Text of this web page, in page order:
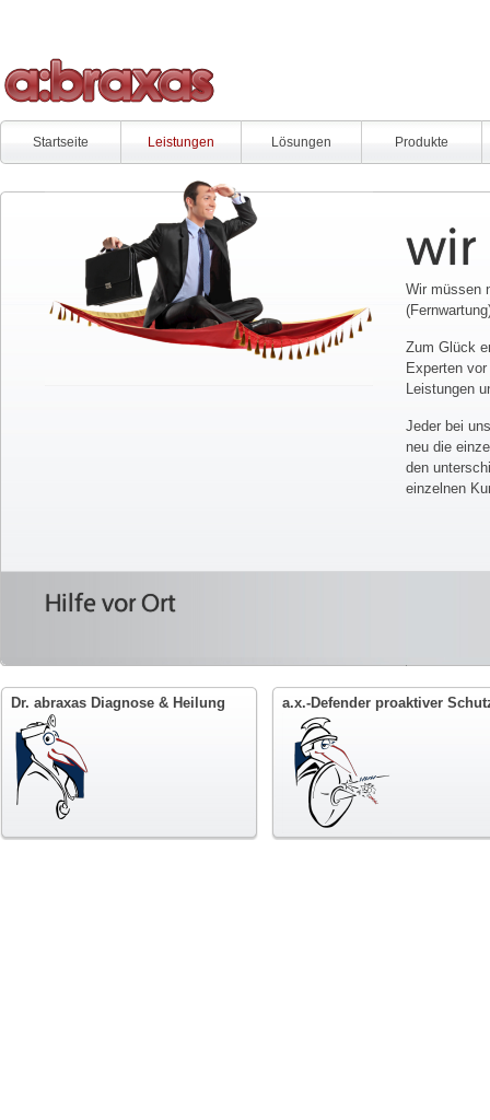
Startseite Leistungen Lösungen Produkte
wir
Wir müssen
Zum Glück
Experten
Leistungen
Jeder bei
neu die
den
einzelnen
Hilfe vor Ort
Dr. abraxas Diagnose & Heilung a.x.-Defender proaktiver